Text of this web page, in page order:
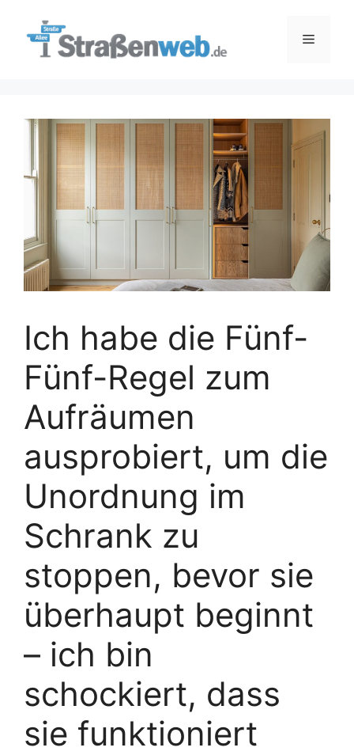
Menü
Ich habe die Fünf-
Fünf-Regel zum
Aufräumen
ausprobiert, um die
Unordnung im
Schrank zu
stoppen, bevor sie
überhaupt beginnt
– ich bin
schockiert, dass
sie funktioniert